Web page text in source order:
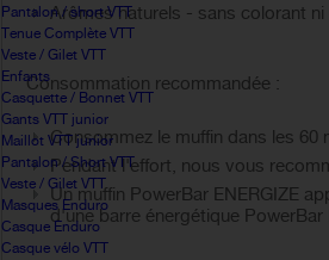
Pantalon / short VTT
Tenue Complète VTT
Veste / Gilet VTT
Enfants
Casquette / Bonnet VTT
Gants VTT junior
Maillot VTT junior
Pantalon / Short VTT
Veste / Gilet VTT
Masques Enduro
Casque Enduro
Casque vélo VTT
Arômes naturels - sans colorant
Consommation recommandée :
Consommez le muffin dans les
Pendant l'effort, nous vous
Un muffin PowerBar ENERGIZE
d'une barre énergétique PowerBar